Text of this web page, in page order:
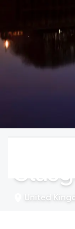
United